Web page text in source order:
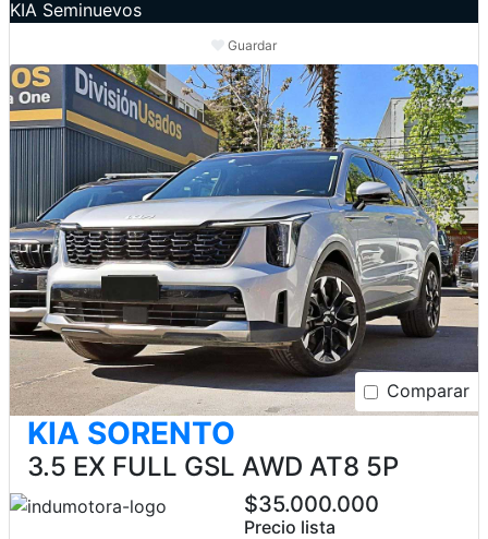
KIA Seminuevos
Guardar
Comparar
KIA SORENTO
3.5 EX FULL GSL AWD AT8 5P
$35.000.000
Precio lista